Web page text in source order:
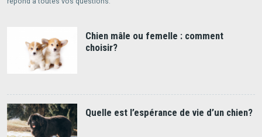
Chien mâle ou femelle : comment
choisir?
Quelle est l’espérance de vie d’un chien?